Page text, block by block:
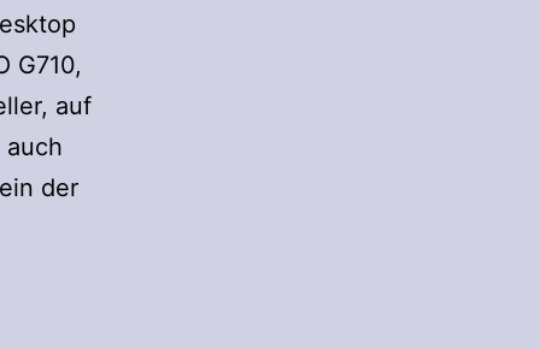
G710,
auf
der